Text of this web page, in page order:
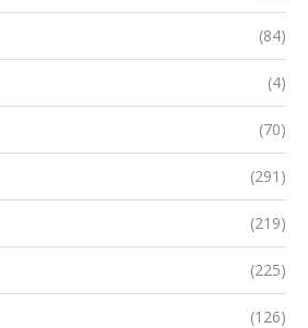
(84)
(4)
(70)
(291)
(219)
(225)
(126)